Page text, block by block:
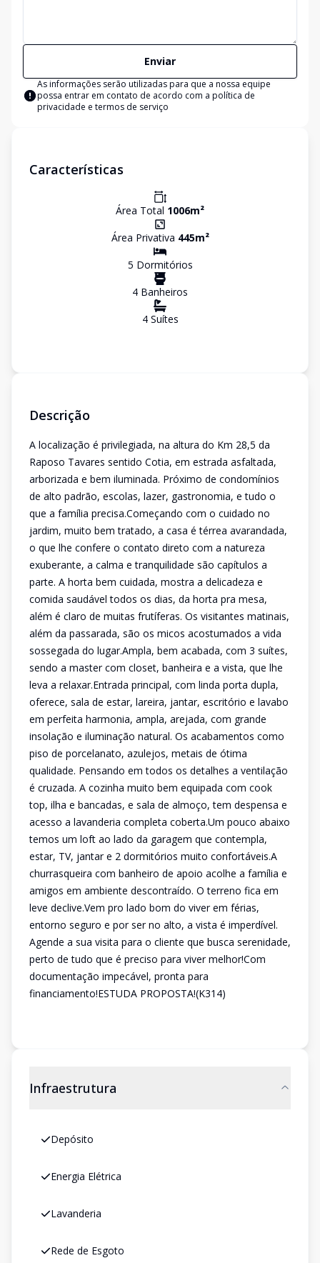
Enviar
As informações serão utilizadas para que a nossa equipe
possa entrar em contato de acordo com a política de
privacidade e termos de serviço
Características
Área Total 1006m²
Área Privativa 445m²
5 Dormitórios
4 Banheiros
4Suítes
Descrição
A localização é privilegiada, na altura do Km 28,5 da
Raposo Tavares sentido Cotia, em estrada asfaltada,
arborizada e bem iluminada. Próximo de condomínios
de alto padrão, escolas, lazer, gastronomia, e tudo o
que a família precisa.Começando com o cuidado no
jardim, muito bem tratado, a casa é térrea avarandada,
o que lhe confere o contato direto com a natureza
exuberante, a calma e tranquilidade são capítulos a
parte. A horta bem cuidada, mostra a delicadeza e
comida saudável todos os dias, da horta pra mesa,
além é claro de muitas frutíferas. Os visitantes matinais,
além da passarada, são os micos acostumados a vida
sossegada do lugar.Ampla, bem acabada, com 3 suítes,
sendo a master com closet, banheira e a vista, que lhe
leva a relaxar.Entrada principal, com linda porta dupla,
oferece, sala de estar, lareira, jantar, escritório e lavabo
em perfeita harmonia, ampla, arejada, com grande
insolação e iluminação natural. Os acabamentos como
piso de porcelanato, azulejos, metais de ótima
qualidade. Pensando em todos os detalhes a ventilação
é cruzada. A cozinha muito bem equipada com cook
top, ilha e bancadas, e sala de almoço, tem despensa e
acesso a lavanderia completa coberta.Um pouco abaixo
temos um loft ao lado da garagem que contempla,
estar, TV, jantar e 2 dormitórios muito confortáveis.A
churrasqueira com banheiro de apoio acolhe a família e
amigos em ambiente descontraído. O terreno fica em
leve declive.Vem pro lado bom do viver em férias,
entorno seguro e por ser no alto, a vista é imperdível.
Agende a sua visita para o cliente que busca serenidade,
perto de tudo que é preciso para viver melhor!Com
documentação impecável, pronta para
financiamento!ESTUDA PROPOSTA!(K314)
Infraestrutura
Depósito
Energia Elétrica
Lavanderia
Rede de Esgoto